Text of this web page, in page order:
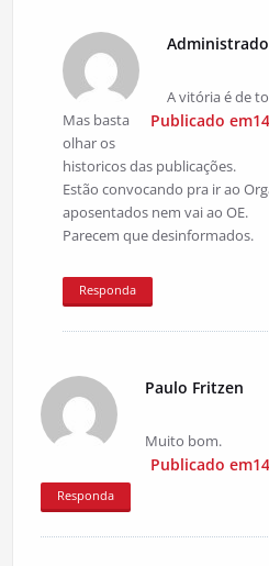
Publicado
A vitória é de
Mas basta
olhar os
historicos das publicações.
Estão convocando pra ir ao
aposentados nem vai ao OE.
Parecem que desinformados.
Responda
Paulo Fritzen
Publicado
Muito bom.
Responda